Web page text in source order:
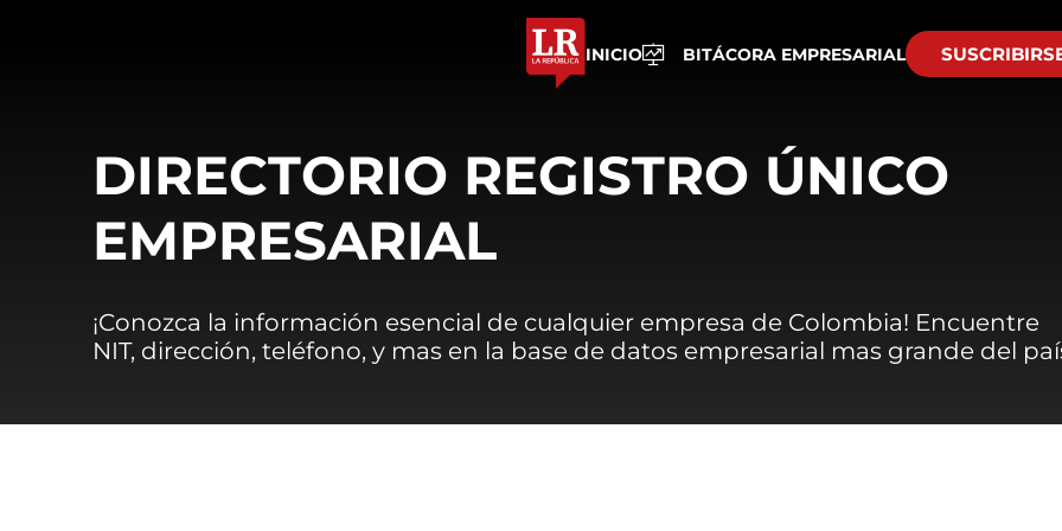
INICIO BITÁCORA EMPRESARIAL
DIRECTORIO REGISTRO ÚNICO
EMPRESARIAL
¡Conozca la información esencial de cualquier empresa de Colombia! Encuentre
NIT, dirección, teléfono, y mas en la base de datos empresarial mas grande del